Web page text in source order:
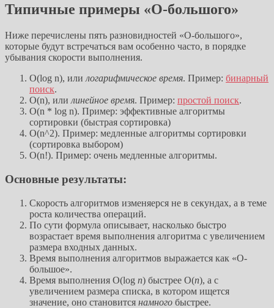
Типичные примеры «О-большого»
Ниже перечислены пять разновидностей «О-большого»,
которые будут встречаться вам особенно часто, в порядке
убывания скорости выполнения.
O(log n), или логарифмическое время. Пример: бинарный
поиск.
O(n), или линейное время. Пример: простой поиск.
O(n * log n). Пример: эффективные алгоритмы
сортировки (быстрая сортировка)
O(n^2). Пример: медленные алгоритмы сортировки
(сортировка выбором)
O(n!). Пример: очень медленные алгоритмы.
Основные результаты:
Скорость алгоритмов изменяерся не в секундах, а в теме
роста количества операций.
По сути формула описывает, насколько быстро
возрастает время выполнения алгоритма с увеличением
размера входных данных.
Время выполнения алгоритмов выражается как «О-
большое».
Время выполнения O(log n) быстрее O(n), а с
увеличением размера списка, в котором ищется
значение, оно становится намного быстрее.